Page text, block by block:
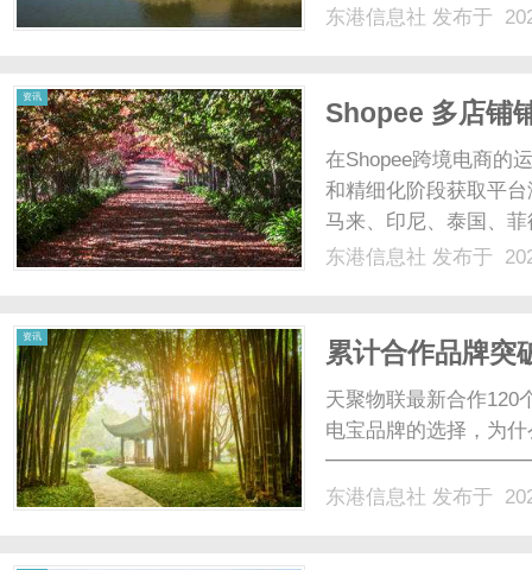
是在备课熬夜或是登
东港信息社 发布于
资讯
Shopee 多店铺
端收款交汇风险
在Shopee跨境电商的
和精细化阶段获取平
马来、印尼、泰国、
不同的消费群体。然
东港信息社 发布于
资讯
累计合作品牌突
择，为什么都出
天聚物联最新合作120
电宝品牌的选择，为
━━━文|桔领者品牌观
东港信息社 发布于